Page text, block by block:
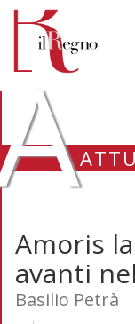
Amoris
avanti
Basilio Petrà